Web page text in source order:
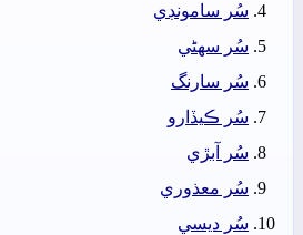
سُر سامونڊي
سُر سھڻي
سُر سارنگ
سُر ڪيڏارو
سُر آبڙي
سُر معذوري
سُر ديسي